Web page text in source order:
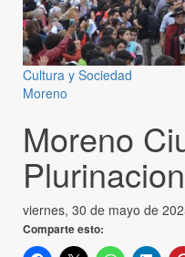
Cultura y Sociedad
Moreno
Moreno
viernes, 30 de mayo de
Comparte esto: